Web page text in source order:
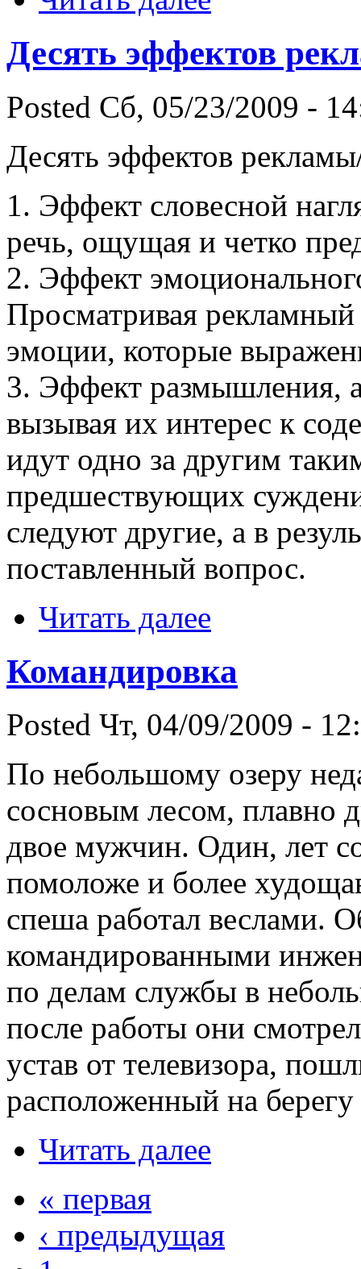
Десять эффектов
Posted Сб, 05/23/2009 -
Десять эффектов
1. Эффект словесной
речь, ощущая и четко
2. Эффект
Просматривая рекламный
эмоции, которые
3. Эффект размышления,
вызывая их интерес к
идут одно за другим
предшествующих
следуют другие, а в
поставленный вопрос.
Читать далее
Командировка
Posted Чт, 04/09/2009 -
По небольшому озеру
сосновым лесом, плавно
двое мужчин. Один, лет
помоложе и более
спеша работал веслами.
командированными
по делам службы в
после работы они
устав от телевизора,
расположенный на берегу
Читать далее
« первая
‹ предыдущая